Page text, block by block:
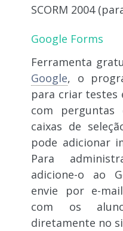
SCORM 2004
Google Forms
Ferramenta
Google, o
para criar testes
com perguntas
caixas de
pode adicionar
Para
adicione-o ao
envie por e-
com os
diretamente no